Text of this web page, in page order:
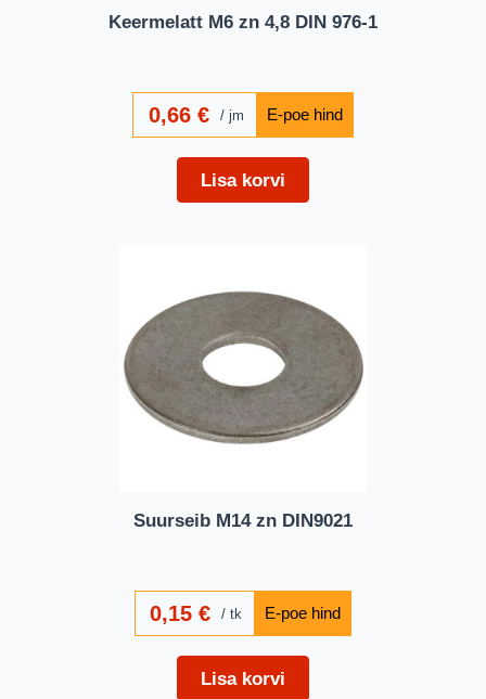
Keermelatt M6 zn 4,8 DIN 976-1
0,66 € jm
Lisa korvi
Suurseib M14 zn DIN9021
0,15€ tk
Lisa korvi